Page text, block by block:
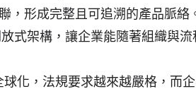
，形成完整且可追溯的產品脈絡
式架構，讓企業能隨著組織與
化，法規要求越來越嚴格，而